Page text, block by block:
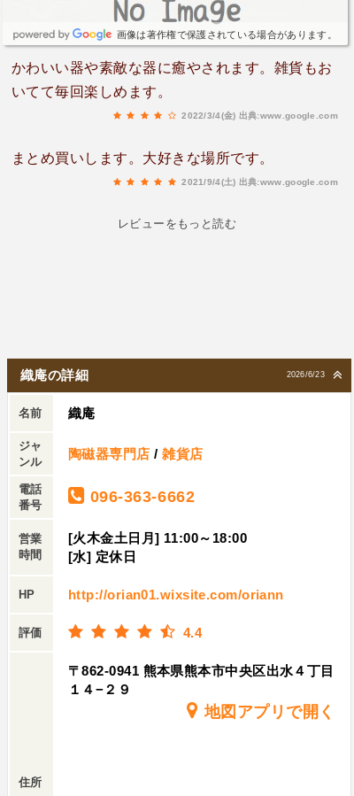
画像は著作権で保護されている場合があります。
かわいい器や素敵な器に癒やされます。雑貨もお
いてて毎回楽しめます。
2022/3/4(金) 出典:www.google.com
まとめ買いします。大好きな場所です。
2021/9/4(土) 出典:www.google.com
レビューをもっと読む
2026/6/23
織庵の詳細
名前 織庵
ジャ
ンル
陶磁器専門店 /雑貨店
電話
番号
096-363-6662
営業
時間
[火木金土日月] 11:00～18:00
[水] 定休日
HP http://orian01.wixsite.com/oriann
評価 4.4
住所
〒862-0941 熊本県熊本市中央区出水４丁目
１４−２９
地図アプリで開く